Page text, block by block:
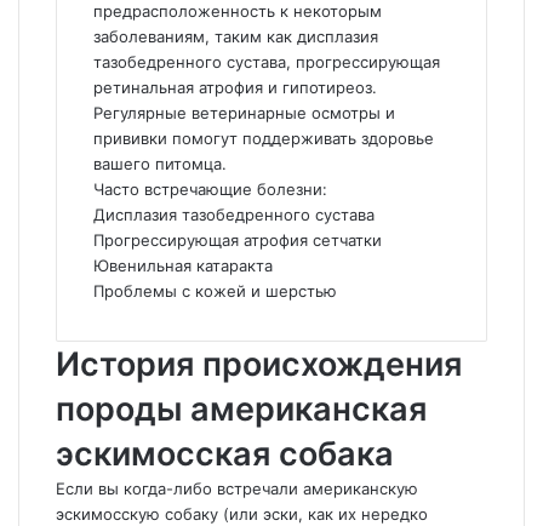
предрасположенность к некоторым
заболеваниям, таким как дисплазия
тазобедренного сустава, прогрессирующая
ретинальная атрофия и гипотиреоз.
Регулярные ветеринарные осмотры и
прививки помогут поддерживать здоровье
вашего питомца.
Часто встречающие болезни:
Дисплазия тазобедренного сустава
Прогрессирующая атрофия сетчатки
Ювенильная катаракта
Проблемы с кожей и шерстью
История происхождения
породы американская
эскимосская собака
Если вы когда-либо встречали американскую
эскимосскую собаку (или эски, как их нередко